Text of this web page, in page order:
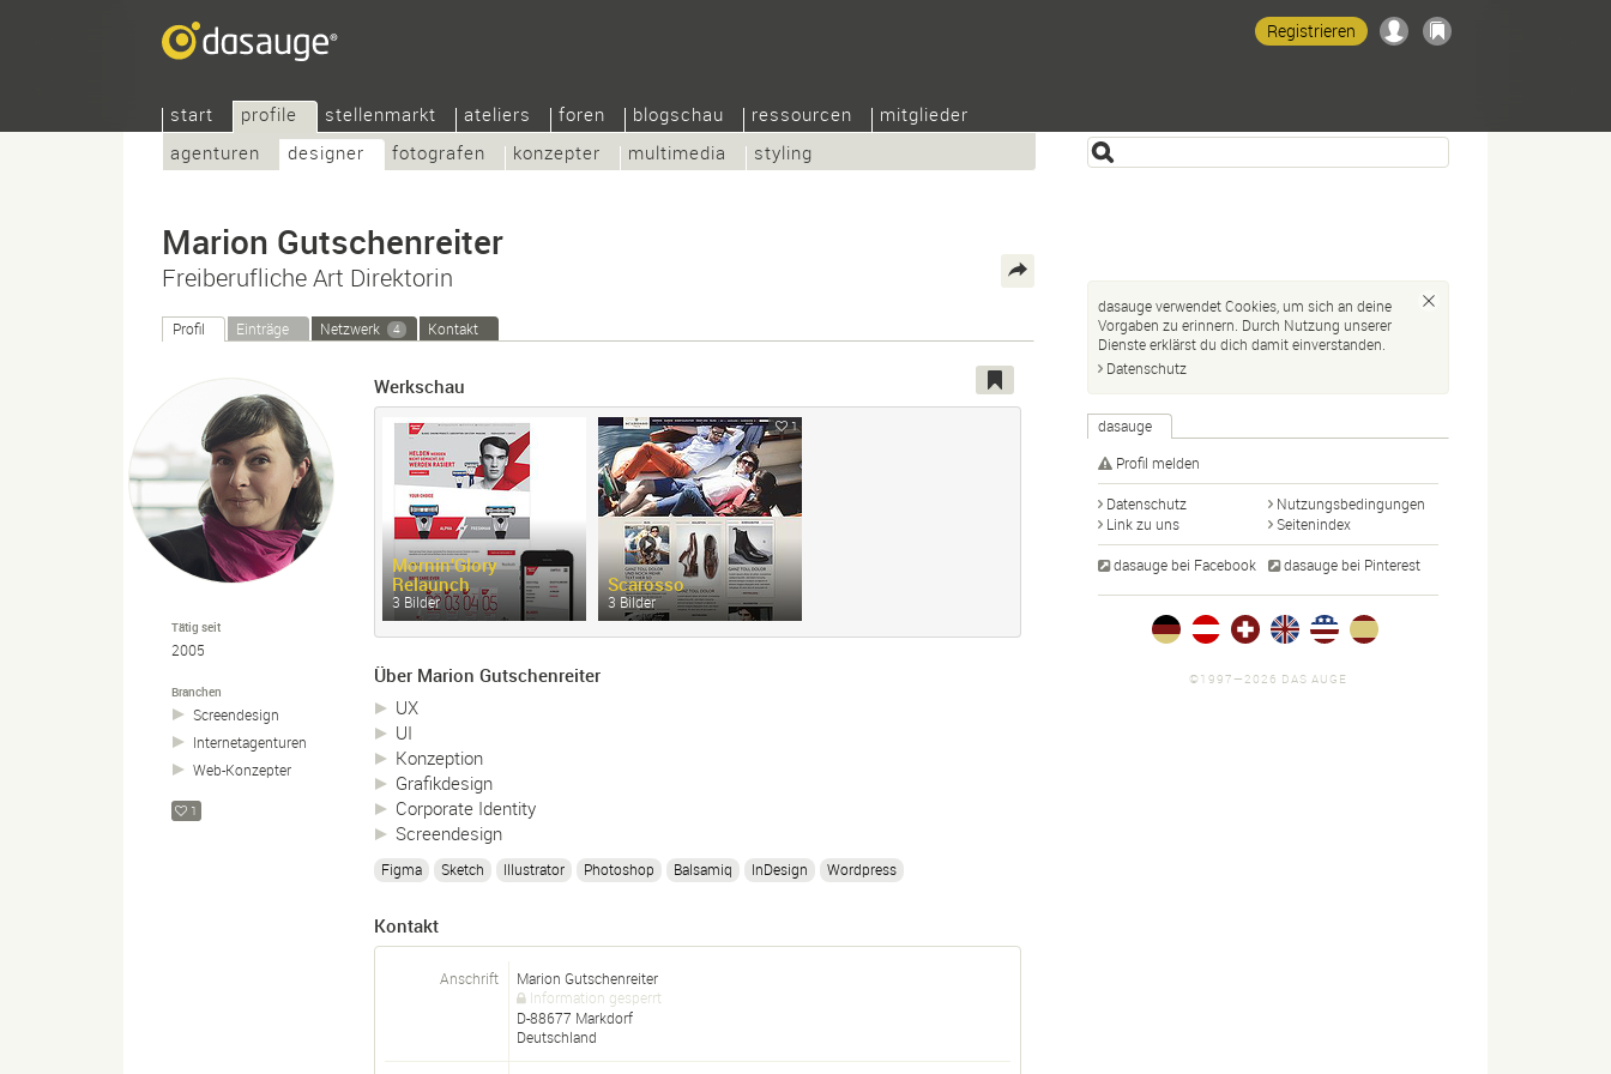
start
profile
agenturen
designer fotografen konzepter multimedia styling
stellenmarkt ateliers foren blogschau ressourcen mitglieder
Registrieren
Marion Gutschenreiter
Freiberufliche Art Direktorin
Profil Einträge Netzwerk 4 Kontakt
Tätig seit
2005
Branchen
Screendesign
Internetagenturen
Web-Konzepter
1
Werkschau
Mornin’Glory
Relaunch
3 Bilder
1
Scarosso
3 Bilder
Über Marion Gutschenreiter
UX
UI
Konzeption
Grafikdesign
Corporate Identity
Screendesign
Figma Sketch Illustrator Photoshop Balsamiq InDesign Wordpress
Kontakt
Anschrift
Marion Gutschenreiter
Information gesperrt
D-88677 Markdorf
Deutschland
dasauge verwendet Cookies, um sich an deine
Vorgaben zu erinnern. Durch Nutzung unserer
Dienste erklärst du dich damit einverstanden.
Datenschutz
dasauge
Profil melden
Datenschutz
Nutzungsbedingungen
Link zu uns
Seitenindex
dasauge bei Facebook dasauge bei Pinterest
©1997—2026 DAS AUGE